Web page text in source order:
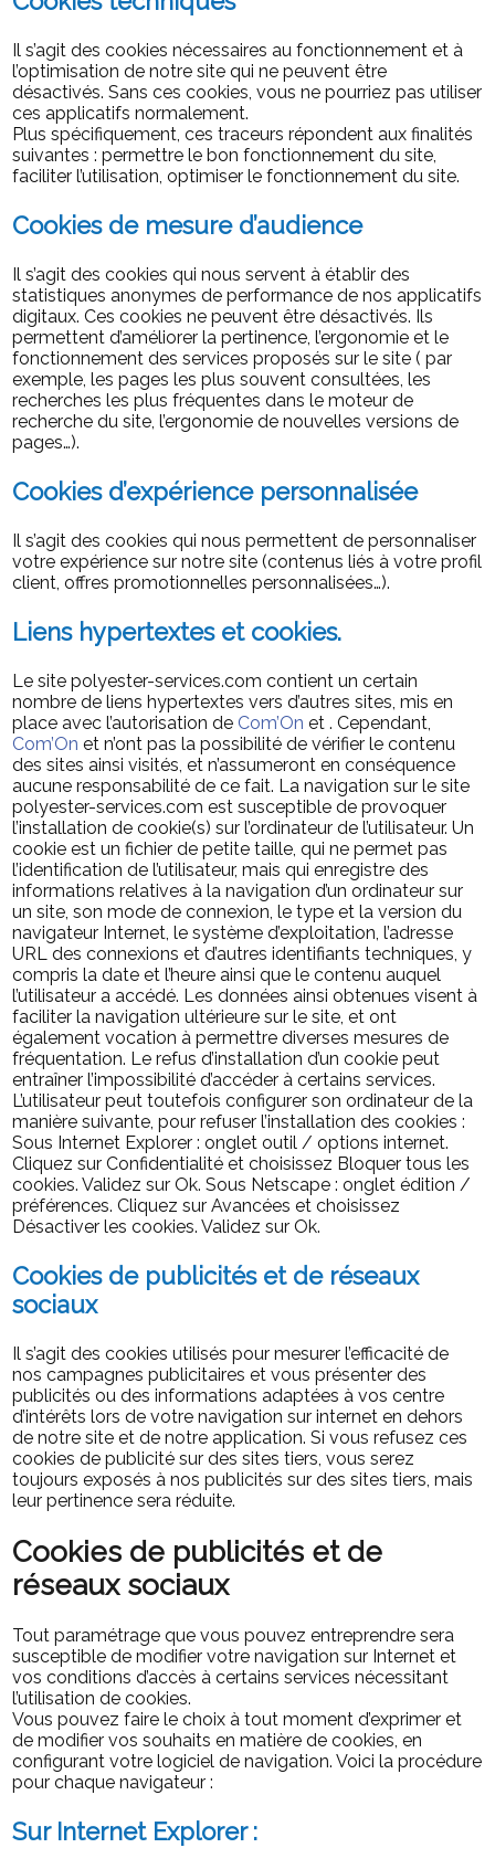
Il s’agit des cookies nécessaires au fonctionnement et à
l’optimisation de notre site qui ne peuvent être
désactivés. Sans ces cookies, vous ne pourriez pas utiliser
ces applicatifs normalement.
Plus spécifiquement, ces traceurs répondent aux finalités
suivantes : permettre le bon fonctionnement du site,
faciliter l’utilisation, optimiser le fonctionnement du site.
Cookies de mesure d’audience
Il s’agit des cookies qui nous servent à établir des
statistiques anonymes de performance de nos applicatifs
digitaux. Ces cookies ne peuvent être désactivés. Ils
permettent d’améliorer la pertinence, l’ergonomie et le
fonctionnement des services proposés sur le site ( par
exemple, les pages les plus souvent consultées, les
recherches les plus fréquentes dans le moteur de
recherche du site, l’ergonomie de nouvelles versions de
pages…).
Cookies d’expérience personnalisée
Il s’agit des cookies qui nous permettent de personnaliser
votre expérience sur notre site (contenus liés à votre profil
client, offres promotionnelles personnalisées…).
Liens hypertextes et cookies.
Le site polyester-services.com contient un certain
nombre de liens hypertextes vers d’autres sites, mis en
place avec l’autorisation de Com’On et . Cependant,
Com’On et n’ont pas la possibilité de vérifier le contenu
des sites ainsi visités, et n’assumeront en conséquence
aucune responsabilité de ce fait. La navigation sur le site
polyester-services.com est susceptible de provoquer
l’installation de cookie(s) sur l’ordinateur de l’utilisateur. Un
cookie est un fichier de petite taille, qui ne permet pas
l’identification de l’utilisateur, mais qui enregistre des
informations relatives à la navigation d’un ordinateur sur
un site, son mode de connexion, le type et la version du
navigateur Internet, le système d’exploitation, l’adresse
URL des connexions et d’autres identifiants techniques, y
compris la date et l’heure ainsi que le contenu auquel
l’utilisateur a accédé. Les données ainsi obtenues visent à
faciliter la navigation ultérieure sur le site, et ont
également vocation à permettre diverses mesures de
fréquentation. Le refus d’installation d’un cookie peut
entraîner l’impossibilité d’accéder à certains services.
L’utilisateur peut toutefois configurer son ordinateur de la
manière suivante, pour refuser l’installation des cookies :
Sous Internet Explorer : onglet outil / options internet.
Cliquez sur Confidentialité et choisissez Bloquer tous les
cookies. Validez sur Ok. Sous Netscape : onglet édition /
préférences. Cliquez sur Avancées et choisissez
Désactiver les cookies. Validez sur Ok.
Cookies de publicités et de réseaux
sociaux
Il s’agit des cookies utilisés pour mesurer l’efficacité de
nos campagnes publicitaires et vous présenter des
publicités ou des informations adaptées à vos centre
d’intérêts lors de votre navigation sur internet en dehors
de notre site et de notre application. Si vous refusez ces
cookies de publicité sur des sites tiers, vous serez
toujours exposés à nos publicités sur des sites tiers, mais
leur pertinence sera réduite.
Cookies de publicités et de
réseaux sociaux
Tout paramétrage que vous pouvez entreprendre sera
susceptible de modifier votre navigation sur Internet et
vos conditions d’accès à certains services nécessitant
l’utilisation de cookies.
Vous pouvez faire le choix à tout moment d’exprimer et
de modifier vos souhaits en matière de cookies, en
configurant votre logiciel de navigation. Voici la procédure
pour chaque navigateur :
Sur Internet Explorer :